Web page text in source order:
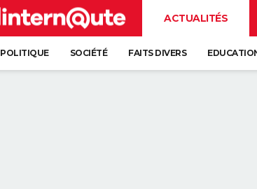
ACTUALITÉS
POLITIQUE SOCIÉTÉ FAITS DIVERS